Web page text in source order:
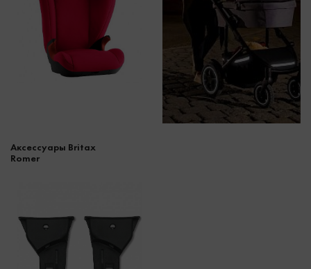
Аксессуары Britax
Romer